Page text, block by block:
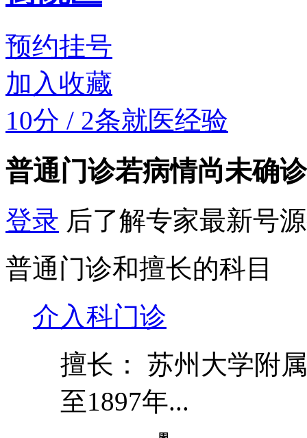
预约挂号
加入收藏
10分 / 2条就医经验
普通门诊若病情尚未确
登录 后了解专家最新号
普通门诊和擅长的科目
介入科门诊
擅长： 苏州大学附
至1897年...